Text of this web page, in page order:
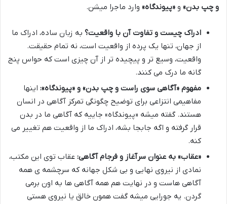
و چپ بدن» و «پیوندگاه» وارد ماجرا میشن.
ادراک چیست و تفاوت آن با واقعیت؟ به زبان ساده، ادراک ما
از جهان، تنها یک پرده از واقعیت است، نه تمام حقیقت.
واقعیت، وسیع تر و پیچیده تر از آن چیزی است که حواس پنج
گانه ما درک می کنند.
مفهوم «آگاهی سوی راست و چپ بدن» و «پیوندگاه»: اینها
مفاهیمی انتزاعی برای توضیح چگونگی تمرکز آگاهی در انسان
هستند. گفته میشه «پیوندگاه» جاییه که آگاهی ما در بدن
قرار گرفته و اگه جابجا بشه، ادراک ما از واقعیت هم تغییر می
کنه.
«عقاب» به عنوان سرآغاز و فرجام آگاهی: عقاب توی این مکتب،
نمادی از نیروی نهایی و بی شکل جهانه که سرچشمه ی همه
آگاهی هاست و در نهایت هم همه آگاهی ها به اون برمی
گردن. یه جورایی میشه گفت همون خالق یا نیروی هستی